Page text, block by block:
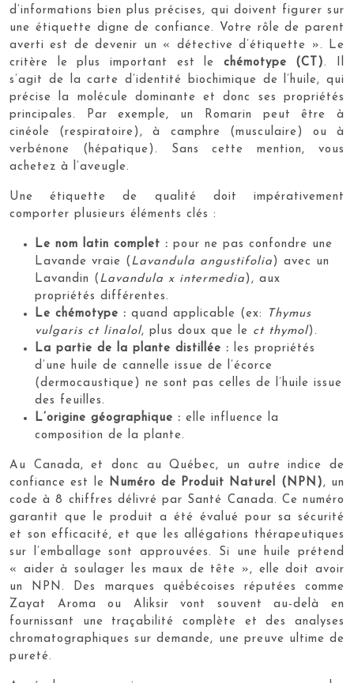
d’informations bien plus précises, qui doivent figurer sur
une étiquette digne de confiance. Votre rôle de parent
averti est de devenir un « détective d’étiquette ». Le
critère le plus important est le chémotype (CT). Il
s’agit de la carte d’identité biochimique de l’huile, qui
précise la molécule dominante et donc ses propriétés
principales. Par exemple, un Romarin peut être à
cinéole (respiratoire), à camphre (musculaire) ou à
verbénone (hépatique). Sans cette mention, vous
achetez à l’aveugle.
Une étiquette de qualité doit impérativement
comporter plusieurs éléments clés :
Le nom latin complet : pour ne pas confondre une
Lavande vraie ( Lavandula angustifolia ) avec un
Lavandin ( Lavandula x intermedia ), aux
propriétés différentes.
Le chémotype : quand applicable (ex:
Thymus
vulgaris ct linalol, plus doux que le ct thymol).
La partie de la plante distillée : les propriétés
d’une huile de cannelle issue de l’écorce
(dermocaustique) ne sont pas celles de l’huile issue
des feuilles.
L’origine géographique : elle influence la
composition de la plante.
Au Canada, et donc au Québec, un autre indice de
confiance est le
Numéro de Produit Naturel (NPN) , un
code à 8 chiffres délivré par Santé Canada. Ce numéro
garantit que le produit a été évalué pour sa sécurité
et son efficacité, et que les allégations thérapeutiques
sur l’emballage sont approuvées. Si une huile prétend
« aider à soulager les maux de tête », elle doit avoir
un NPN. Des marques québécoises réputées comme
Zayat Aroma ou Aliksir vont souvent au-delà en
fournissant une traçabilité complète et des analyses
chromatographiques sur demande, une preuve ultime de
pureté.